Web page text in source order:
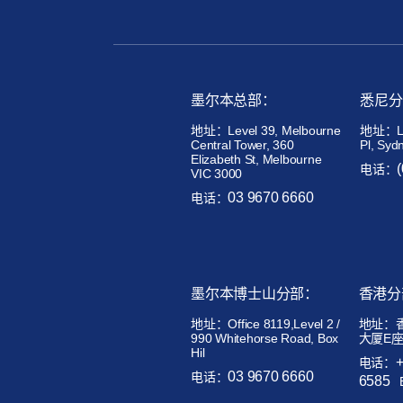
墨尔本总部：
地址：Level 39, Melbourne
Central Tower, 360
Elizabeth St, Melbourne
VIC 3000
电话：03 9670 6660
悉尼
地址：
Pl,
电话：
墨尔本博士山分部：
地址：Office 8119,Level 2 /
990 Whitehorse Road, Box
Hil
电话：03 9670 6660
香港
地址：
大厦E
电话：
6585